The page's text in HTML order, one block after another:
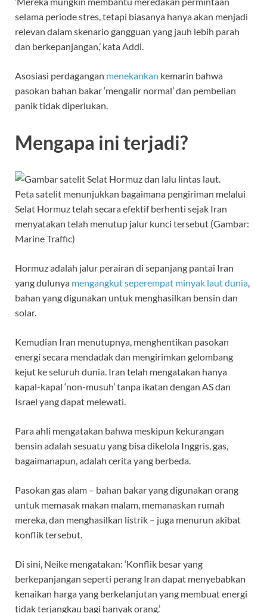
selama periode stres, tetapi biasanya hanya akan menjadi
relevan dalam skenario gangguan yang jauh lebih parah
dan berkepanjangan,’ kata Addi.
Asosiasi perdagangan menekankan kemarin bahwa
pasokan bahan bakar ‘mengalir normal’ dan pembelian
panik tidak diperlukan.
Mengapa ini terjadi?
Peta satelit menunjukkan bagaimana pengiriman melalui
Selat Hormuz telah secara efektif berhenti sejak Iran
menyatakan telah menutup jalur kunci tersebut (Gambar:
Marine Traffic)
Hormuz adalah jalur perairan di sepanjang pantai Iran
yang dulunya mengangkut seperempat minyak laut dunia,
bahan yang digunakan untuk menghasilkan bensin dan
solar.
Kemudian Iran menutupnya, menghentikan pasokan
energi secara mendadak dan mengirimkan gelombang
kejut ke seluruh dunia. Iran telah mengatakan hanya
kapal-kapal ‘non-musuh’ tanpa ikatan dengan AS dan
Israel yang dapat melewati.
Para ahli mengatakan bahwa meskipun kekurangan
bensin adalah sesuatu yang bisa dikelola Inggris, gas,
bagaimanapun, adalah cerita yang berbeda.
Pasokan gas alam – bahan bakar yang digunakan orang
untuk memasak makan malam, memanaskan rumah
mereka, dan menghasilkan listrik – juga menurun akibat
konflik tersebut.
Di sini, Neike mengatakan: ‘Konflik besar yang
berkepanjangan seperti perang Iran dapat menyebabkan
kenaikan harga yang berkelanjutan yang membuat energi
tidak terjangkau bagi banyak orang.’